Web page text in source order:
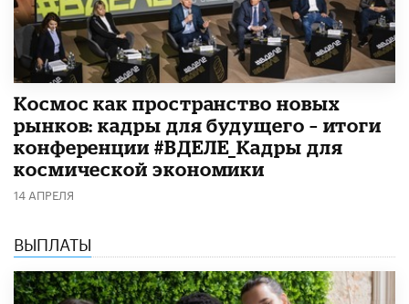
Космос как пространство новых
рынков: кадры для будущего – итоги
конференции #ВДЕЛЕ_Кадры для
космической экономики
14 АПРЕЛЯ
ВЫПЛАТЫ